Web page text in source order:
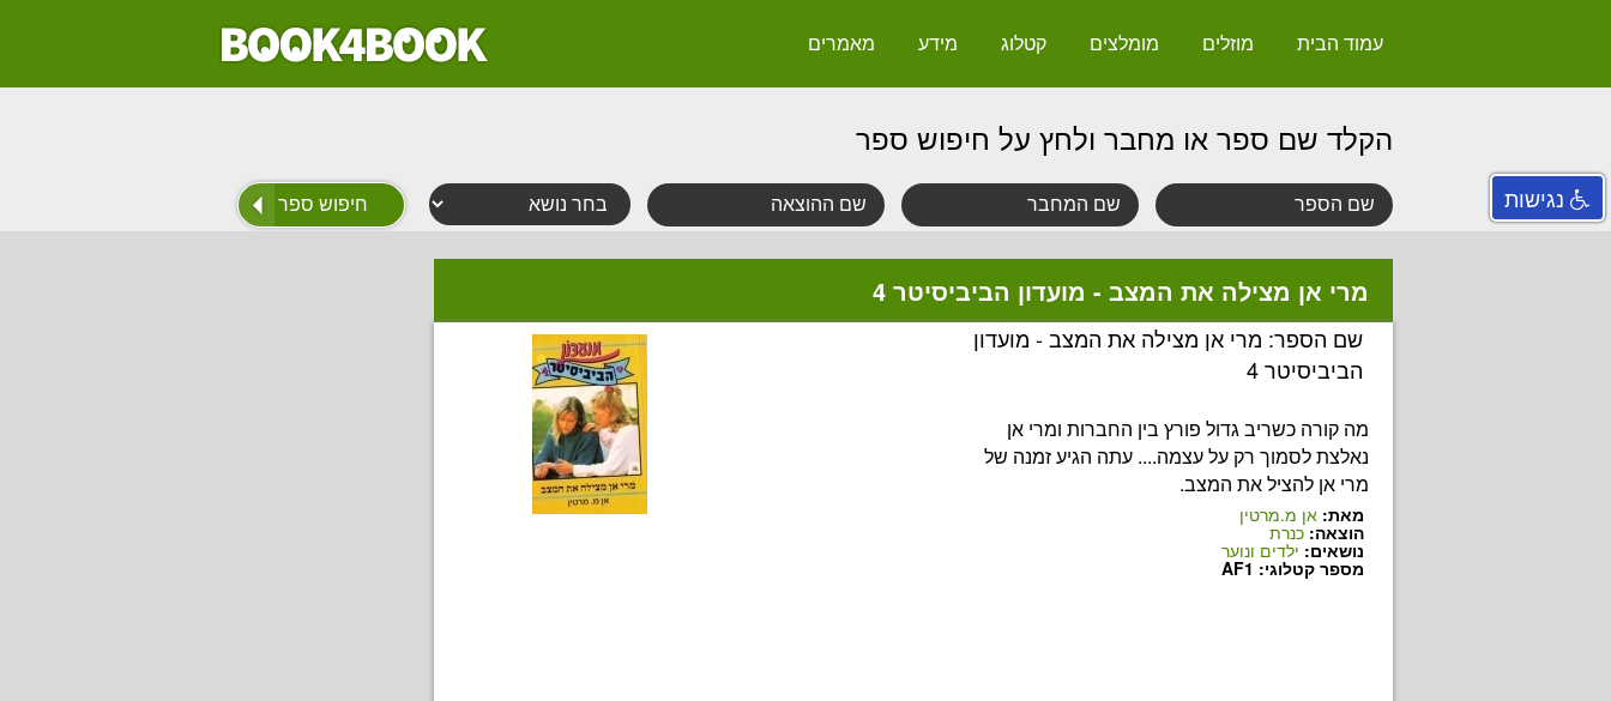
עמוד הבית מוזלים מומלצים קטלוג מידע מאמרים
הקלד שם ספר או מחבר ולחץ על חיפוש ספר
מרי אן מצילה את המצב - מועדון הביביסיטר 4
שם הספר: מרי אן מצילה את המצב - מועדון
הביביסיטר 4
מה קורה כשריב גדול פורץ בין החברות ומרי אן
נאלצת לסמוך רק על עצמה.... עתה הגיע זמנה של
מרי אן להציל את המצב.
מאת: אן מ.מרטין
הוצאה:כנרת
נושאים: ילדים ונוער
מספר קטלוגי: AF1
נגישות